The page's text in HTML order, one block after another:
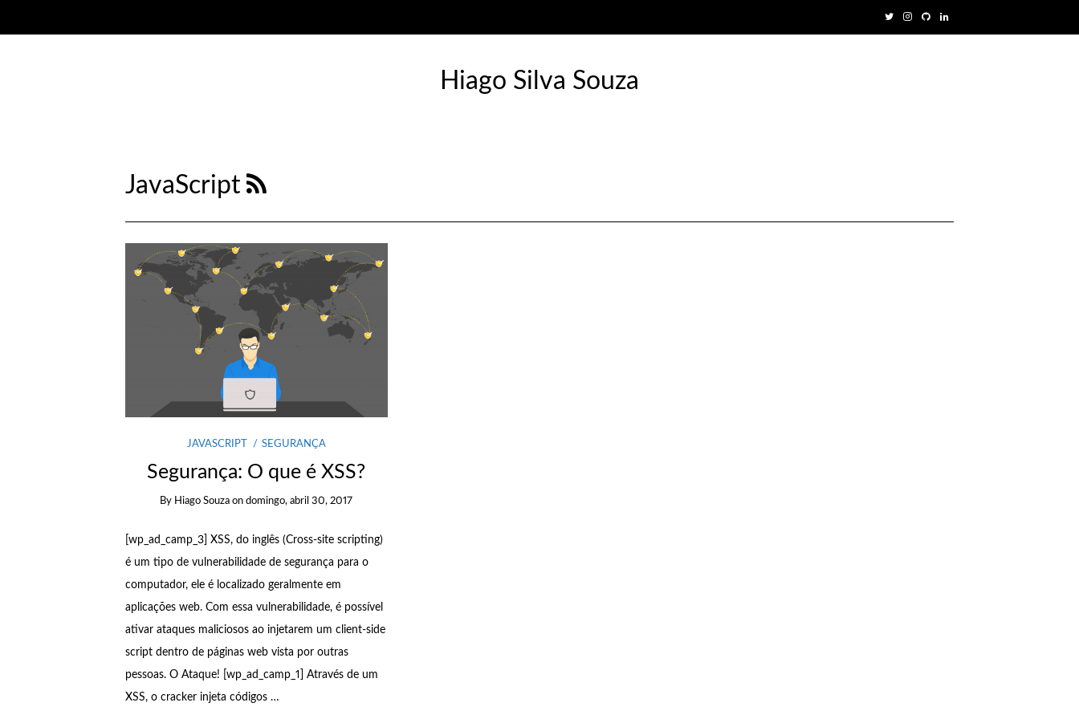
Hiago Silva Souza
JavaScript
JAVASCRIPT SEGURANÇA
Segurança: O que é XSS?
By Hiago Souza ondomingo, abril 30, 2017
[wp_ad_camp_3] XSS, do inglês (Cross-site scripting)
é um tipo de vulnerabilidade de segurança para o
computador, ele é localizado geralmente em
aplicações web. Com essa vulnerabilidade, é possível
ativar ataques maliciosos ao injetarem um client-side
script dentro de páginas web vista por outras
pessoas. O Ataque! [wp_ad_camp_1] Através de um
XSS, o cracker injeta códigos …